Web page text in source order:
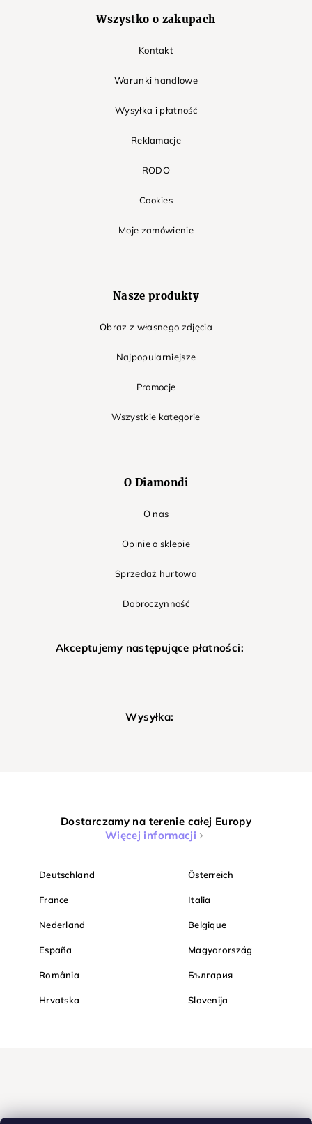
Wszystko o zakupach
Kontakt
Warunki handlowe
Wysyłka i płatność
Reklamacje
RODO
Cookies
Moje zamówienie
Nasze produkty
Obraz z własnego zdjęcia
Najpopularniejsze
Promocje
Wszystkie kategorie
O Diamondi
O nas
Opinie o sklepie
Sprzedaż hurtowa
Dobroczynność
Akceptujemy następujące płatności:
Wysyłka:
Dostarczamy na terenie całej Europy
Więcej informacji
Deutschland Österreich
France Italia
Nederland Belgique
España Magyarország
România България
Hrvatska Slovenija